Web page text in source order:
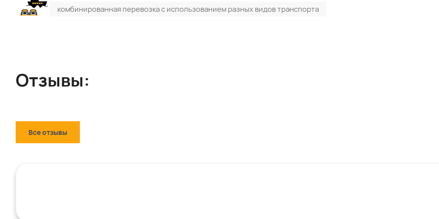
комбинированная перевозка с использованием разных видов транспорта
Отзывы:
Все отзывы